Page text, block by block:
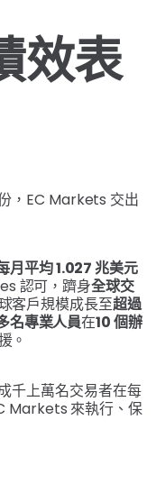
效表
，EC Markets 交出
月平均 1.027 兆美元
認可，躋身全球交
客戶規模成長至超過
名專業人員在10 個辦
。
千上萬名交易者在每
Markets 來執行、保